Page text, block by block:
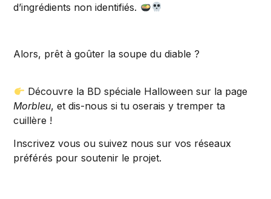
d’ingrédients non identifiés.
Alors, prêt à goûter la soupe du diable ?
Découvre la BD spéciale Halloween sur la page
Morbleu, et dis-nous si tu oserais y tremper ta
cuillère !
Inscrivez vous ou suivez nous sur vos réseaux
préférés pour soutenir le projet.